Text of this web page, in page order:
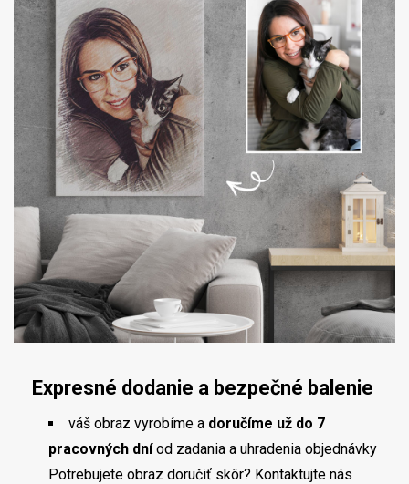
Expresné dodanie a bezpečné balenie
váš obraz vyrobíme a doručíme už do 7
pracovných dníod zadania a uhradenia objednávky
Potrebujete obraz doručiť skôr? Kontaktujte nás